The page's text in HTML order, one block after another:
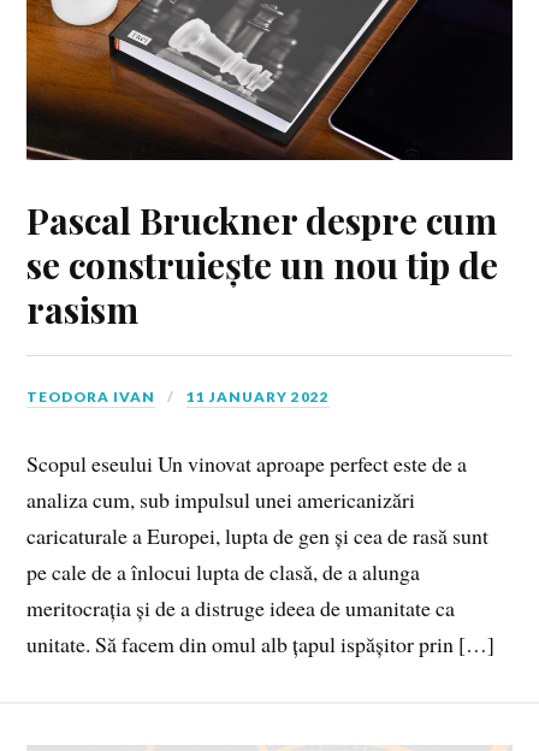
Pascal Bruckner despre cum
se construiește un nou tip de
rasism
TEODORA IVAN 11 JANUARY 2022
Scopul eseului Un vinovat aproape perfect este de a
analiza cum, sub impulsul unei americanizări
caricaturale a Europei, lupta de gen și cea de rasă sunt
pe cale de a înlocui lupta de clasă, de a alunga
meritocrația și de a distruge ideea de umanitate ca
unitate. Să facem din omul alb țapul ispășitor prin […]